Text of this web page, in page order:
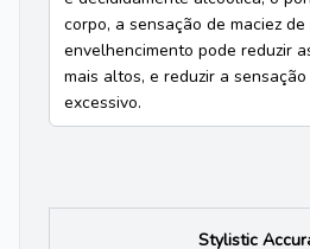
corpo, a sensação de maciez
envelhencimento pode reduzir
mais altos, e reduzir a
excessivo.
Stylistic